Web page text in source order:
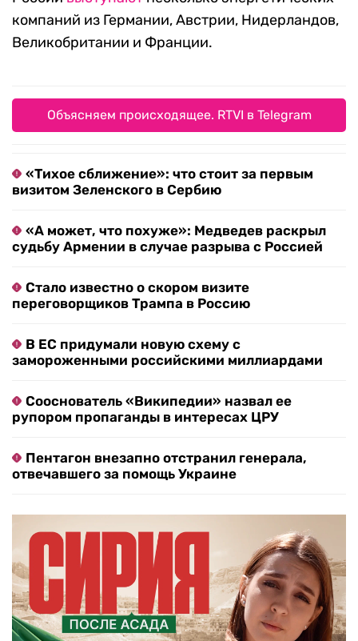
компаний из Германии, Австрии, Нидерландов,
Великобритании и Франции.
Объясняем происходящее. RTVI в Telegram
«Тихое сближение»: что стоит за первым
визитом Зеленского в Сербию
«А может, что похуже»: Медведев раскрыл
судьбу Армении в случае разрыва с Россией
Стало известно о скором визите
переговорщиков Трампа в Россию
В ЕС придумали новую схему с
замороженными российскими миллиардами
Сооснователь «Википедии» назвал ее
рупором пропаганды в интересах ЦРУ
Пентагон внезапно отстранил генерала,
отвечавшего за помощь Украине